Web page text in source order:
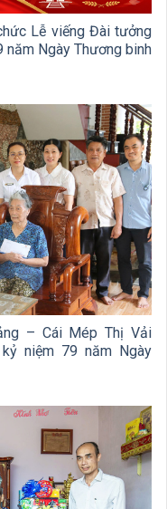
Lễ viếng Đài tưởng
năm Ngày Thương binh
– Cái Mép Thị Vải
niệm 79 năm Ngày